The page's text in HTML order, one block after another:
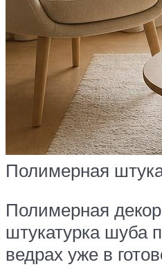
Полимерная
Полимерная
штукатурка шуба
ведрах уже в